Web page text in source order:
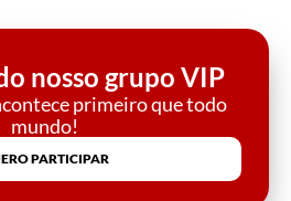
nosso grupo VIP
primeiro que todo
mundo!
PARTICIPAR